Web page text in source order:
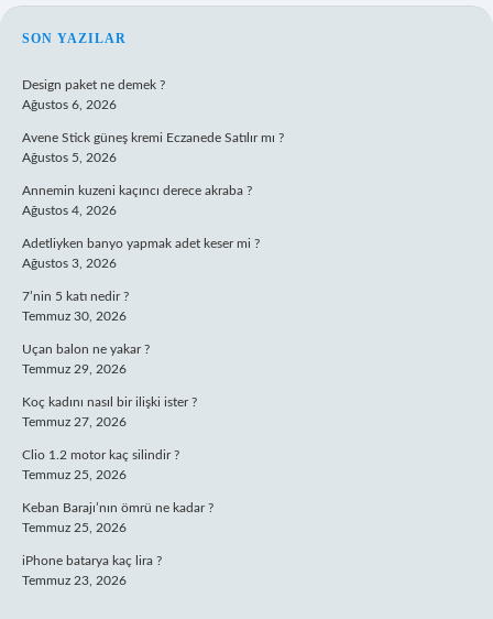
SIDEBAR
SON YAZILAR
Design paket ne demek ?
Ağustos 6, 2026
Avene Stick güneş kremi Eczanede Satılır mı ?
Ağustos 5, 2026
Annemin kuzeni kaçıncı derece akraba ?
Ağustos 4, 2026
Adetliyken banyo yapmak adet keser mi ?
Ağustos 3, 2026
7’nin 5 katı nedir ?
Temmuz 30, 2026
Uçan balon ne yakar ?
Temmuz 29, 2026
Koç kadını nasıl bir ilişki ister ?
Temmuz 27, 2026
Clio 1.2 motor kaç silindir ?
Temmuz 25, 2026
Keban Barajı’nın ömrü ne kadar ?
Temmuz 25, 2026
iPhone batarya kaç lira ?
Temmuz 23, 2026